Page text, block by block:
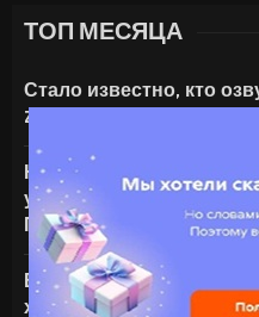
ТОП МЕСЯЦА
Стало известно, кто
Zero Company
На что только не идут
установил серверную
ПК с RTX 4080
Все амулеты и кольца в
характеристики и